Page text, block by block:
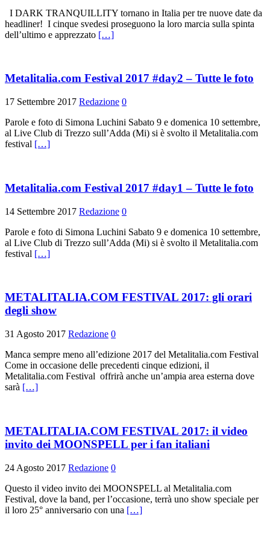
I DARK TRANQUILLITY tornano in Italia per tre nuove date da
headliner! I cinque svedesi proseguono la loro marcia sulla spinta
dell’ultimo e apprezzato […]
Metalitalia.com Festival 2017 #day2 – Tutte le foto
17 Settembre 2017 Redazione 0
Parole e foto di Simona Luchini Sabato 9 e domenica 10 settembre,
al Live Club di Trezzo sull’Adda (Mi) si è svolto il Metalitalia.com
festival […]
Metalitalia.com Festival 2017 #day1 – Tutte le foto
14 Settembre 2017 Redazione 0
Parole e foto di Simona Luchini Sabato 9 e domenica 10 settembre,
al Live Club di Trezzo sull’Adda (Mi) si è svolto il Metalitalia.com
festival […]
METALITALIA.COM FESTIVAL 2017: gli orari
degli show
31 Agosto 2017 Redazione 0
Manca sempre meno all’edizione 2017 del Metalitalia.com Festival
Come in occasione delle precedenti cinque edizioni, il
Metalitalia.com Festival offrirà anche un’ampia area esterna dove
sarà […]
METALITALIA.COM FESTIVAL 2017: il video
invito dei MOONSPELL per i fan italiani
24 Agosto 2017 Redazione 0
Questo il video invito dei MOONSPELL al Metalitalia.com
Festival, dove la band, per l’occasione, terrà uno show speciale per
il loro 25° anniversario con una […]